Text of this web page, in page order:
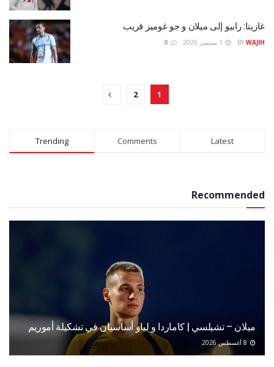
غازيتا: رابيو إلى ميلان و جو غوميز قريب
BY WAJIH
1
2
Trending Comments Latest
Recommended
ميلان – تشيلسي | كاماردا و لياو أساسيان في تشكيلة أموريم